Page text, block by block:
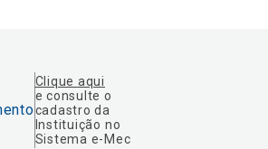
Clique aqui
e consulte o
cadastro da
Instituição no
Sistema e-Mec